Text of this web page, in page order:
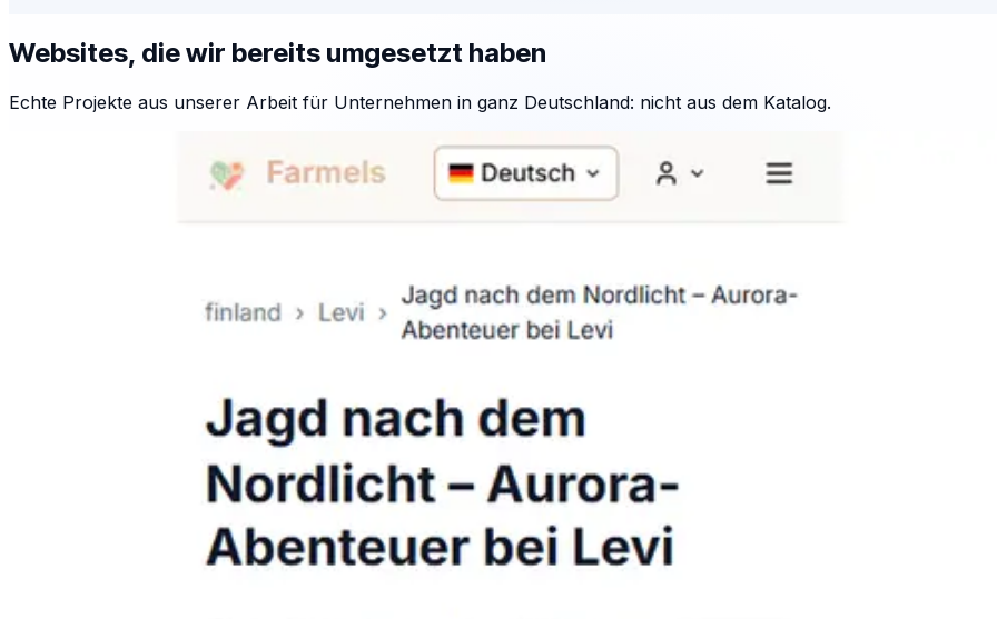
Websites, die wir bereits umgesetzt haben
Echte Projekte aus unserer Arbeit für Unternehmen in ganz Deutschland: nicht aus dem Katalog.